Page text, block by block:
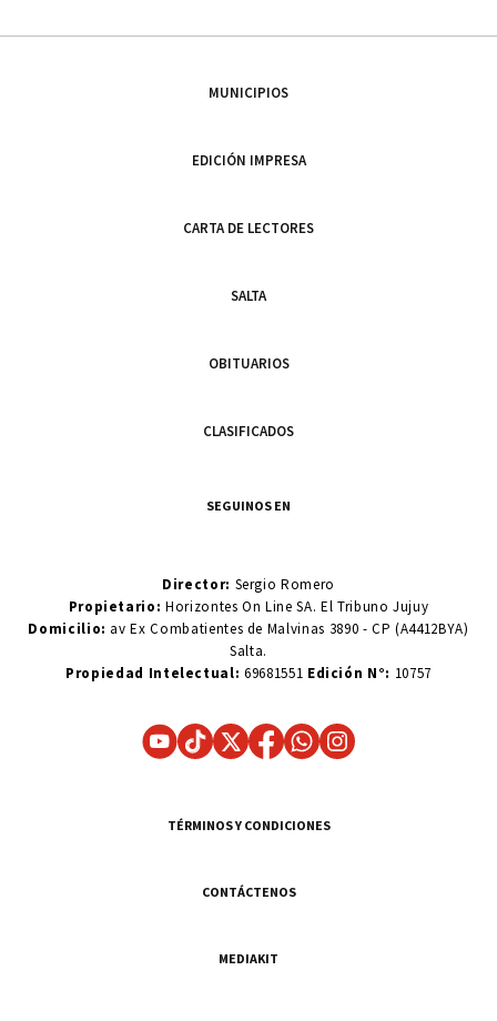
MUNICIPIOS
EDICIÓN IMPRESA
CARTA DE LECTORES
SALTA
OBITUARIOS
CLASIFICADOS
SEGUINOS EN
Director: Sergio Romero
Propietario:Horizontes On Line SA. El Tribuno Jujuy
Domicilio: av Ex Combatientes de Malvinas 3890 - CP (A4412BYA)
Salta.
Propiedad Intelectual: 69681551 Edición N°: 10757
TÉRMINOS Y CONDICIONES
CONTÁCTENOS
MEDIAKIT